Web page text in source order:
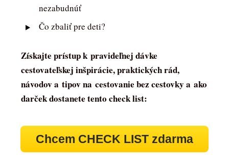
nezabudnúť
Čo zbaliť pre deti?
Získajte prístup k pravideľnej dávke
cestovateľskej inšpirácie, praktických rád,
návodov a tipov na cestovanie bez cestovky a ako
darček dostanete tento check list:
Chcem CHECK LIST zdarma